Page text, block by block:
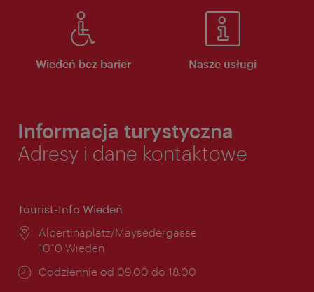
Wiedeń bez barier Nasze usługi
Informacja turystyczna
Adresy i dane kontaktowe
Tourist-Info Wiedeń
Miejsce:
Albertinaplatz/Maysedergasse
1010 Wiedeń
Godziny
Codziennie od 09.00 do 18.00